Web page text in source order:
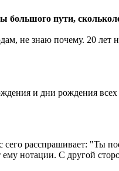
пути,
не знаю почему. 20 лет
и дни рождения
расспрашивает: "Ты
нотации. С другой